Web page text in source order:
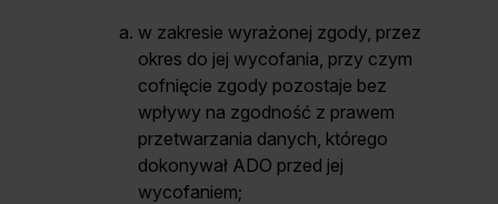
w zakresie wyrażonej zgody, przez
okres do jej wycofania, przy czym
cofnięcie zgody pozostaje bez
wpływy na zgodność z prawem
przetwarzania danych, którego
dokonywał ADO przed jej
wycofaniem;